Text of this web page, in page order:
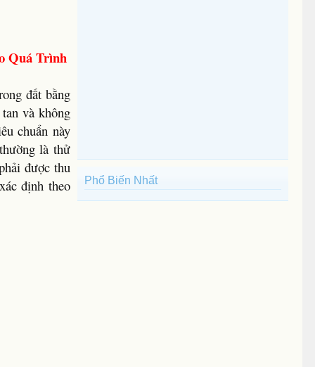
Quá Trình
đất bằng
và không
chuẩn này
là thử
được thu
định theo
Phổ Biến Nhất